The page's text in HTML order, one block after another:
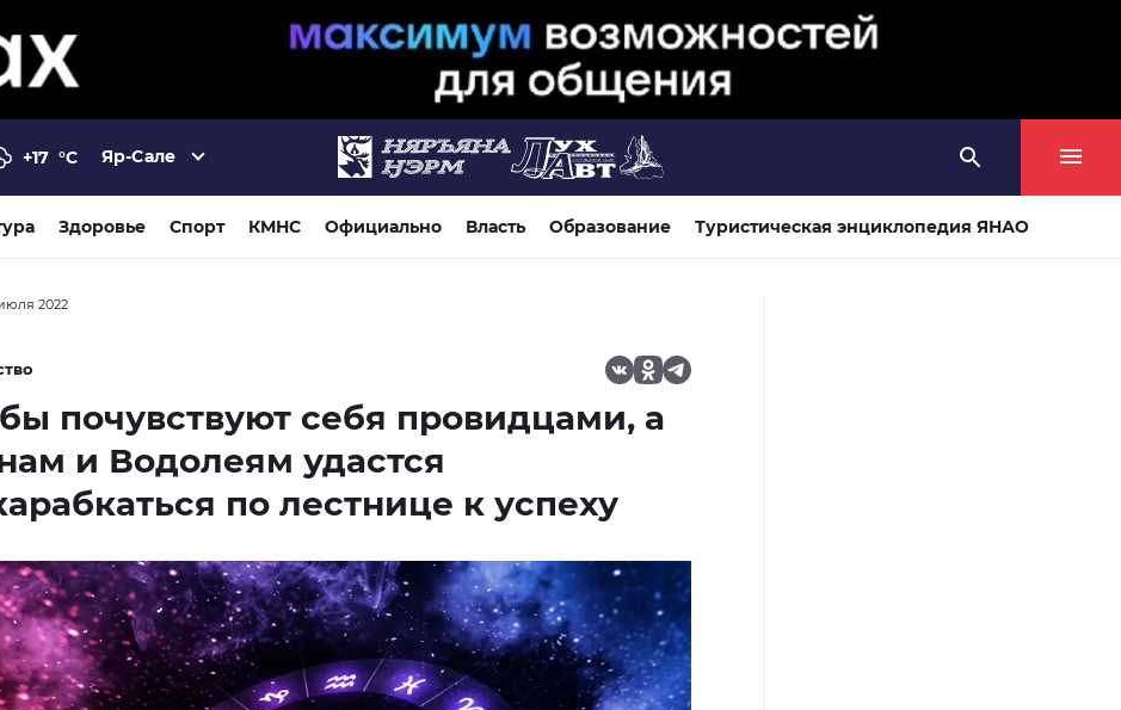
+17 °C Яр-Сале
Здоровье Спорт КМНС Официально Власть Образование Туристическая энциклопедия ЯНАО
июля 2022
почувствуют себя провидцами, а
и Водолеям удастся
по лестнице к успеху